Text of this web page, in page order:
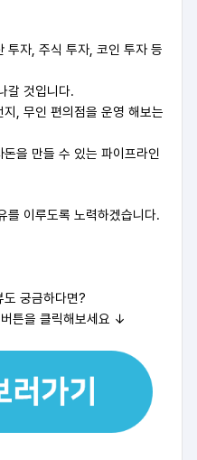
투자, 주식 투자, 코인 투자 등
갈 것입니다.
, 무인 편의점을 운영 해보는
을 만들 수 있는 파이프라인
를 이루도록 노력하겠습니다.
도 궁금하다면?
튼을 클릭해보세요 ↓